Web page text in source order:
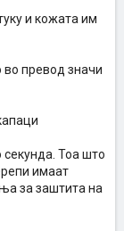
и кожата им
во превод значи
секунда. Тоа што
имаат
за заштита на